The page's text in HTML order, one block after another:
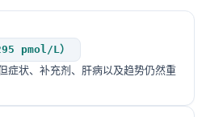
pmol/L）
症状、补充剂、肝病以及趋势仍然重